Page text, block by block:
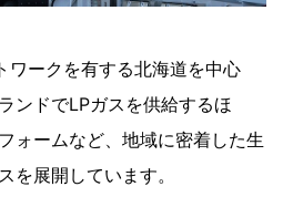
ワークを有する北海道を中心
ンドでLPガスを供給するほ
ォームなど、地域に密着した生
を展開しています。